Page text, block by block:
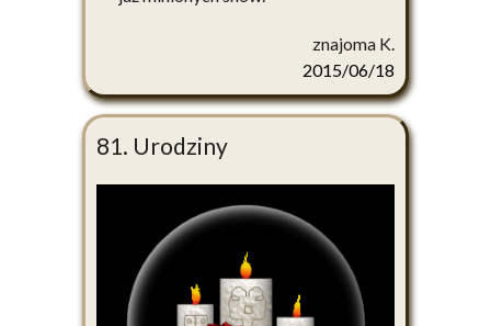
znajoma K.
2015/06/18
81. Urodziny